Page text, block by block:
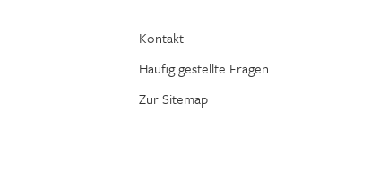
Kontakt
Häufig gestellte Fragen
Zur Sitemap